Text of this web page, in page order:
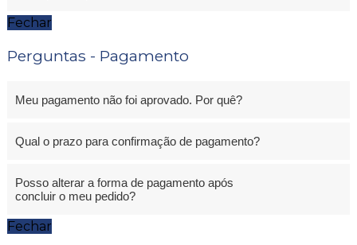
Fechar
Perguntas - Pagamento
Meu pagamento não foi aprovado. Por quê?
Qual o prazo para confirmação de pagamento?
Posso alterar a forma de pagamento após
concluir o meu pedido?
Fechar